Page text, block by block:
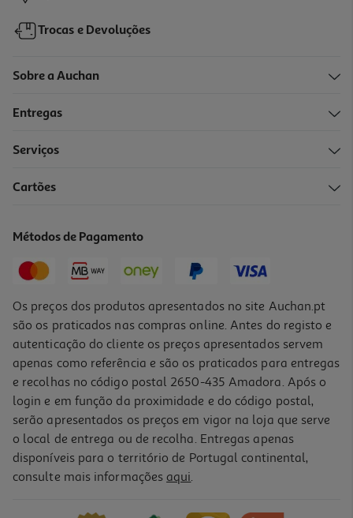
Robot De Cozinha Qilive Q.5681 6 Funções 2.1l
Trocas e Devoluções
Sobre a Auchan
Entregas
Serviços
Cartões
Métodos de Pagamento
Os preços dos produtos apresentados no site Auchan.pt
são os praticados nas compras online. Antes do registo e
autenticação do cliente os preços apresentados servem
apenas como referência e são os praticados para entregas
e recolhas no código postal 2650-435 Amadora. Após o
login e em função da proximidade e do código postal,
serão apresentados os preços em vigor na loja que serve
o local de entrega ou de recolha. Entregas apenas
disponíveis para o território de Portugal continental,
consulte mais informações aqui.